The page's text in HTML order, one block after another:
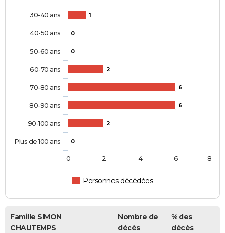
1
0
0
2
6
6
2
0
Personnes décédées
30-40 ans
40-50 ans
50-60 ans
60-70 ans
70-80 ans
80-90 ans
90-100 ans
Plus de 100 ans
0 2 4 6 8
Famille SIMON
CHAUTEMPS
Nombre de
décès
% des
décès